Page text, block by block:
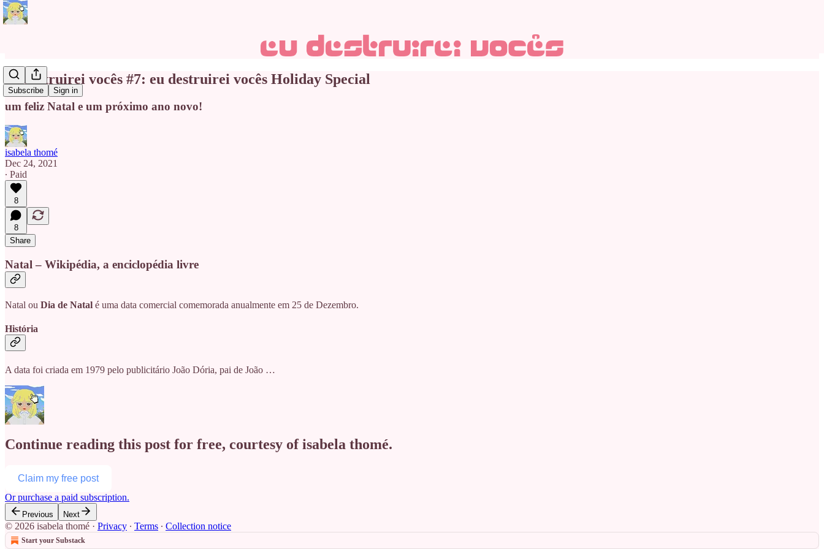
Subscribe Sign in
eu destruirei vocês #7: eu destruirei vocês Holiday Special
um feliz Natal e um próximo ano novo!
isabela thomé
Dec 24, 2021
∙ Paid
8
8
Share
Natal – Wikipédia, a enciclopédia livre
Natal ou Dia de Natal é uma data comercial comemorada anualmente em 25 de Dezembro.
História
A data foi criada em 1979 pelo publicitário João Dória, pai de João …
Continue reading this post for free, courtesy of isabela thomé.
Claim my free post
Or purchase a paid subscription.
Previous Next
© 2026 isabela thomé · Privacy ∙ Terms ∙ Collection notice
Start your Substack